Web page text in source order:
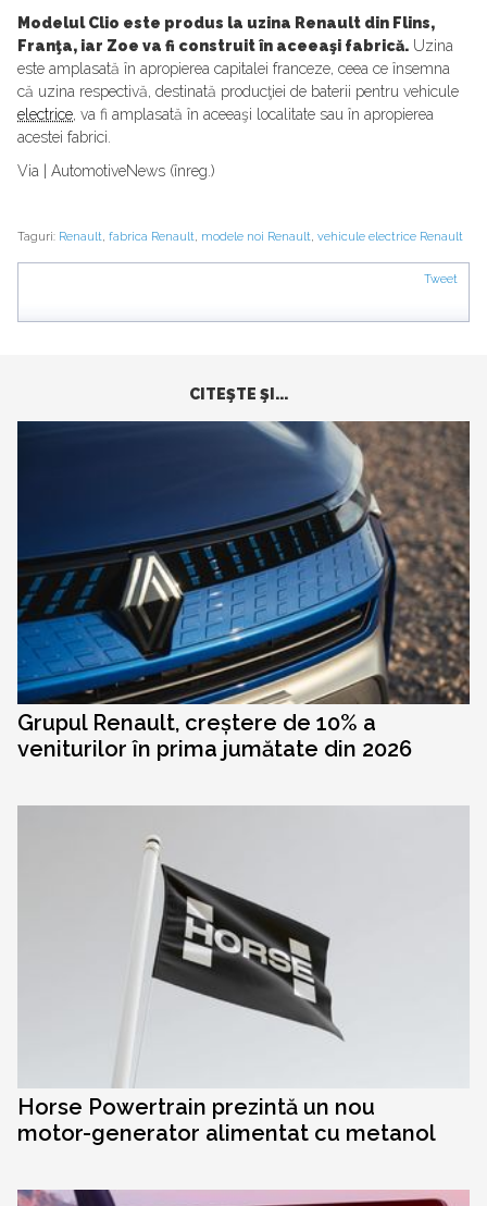
Modelul Clio este produs la uzina Renault din Flins,
Franţa, iar Zoe va fi construit în aceeaşi fabrică. Uzina
este amplasată în apropierea capitalei franceze, ceea ce însemna
că uzina respectivă, destinată producţiei de baterii pentru vehicule
electrice, va fi amplasată în aceeaşi localitate sau în apropierea
acestei fabrici.
Via | AutomotiveNews (înreg.)
Taguri: Renault, fabrica Renault, modele noi Renault, vehicule electrice Renault
Tweet
CITEŞTE ŞI...
Grupul Renault, creștere de 10% a
veniturilor în prima jumătate din 2026
Horse Powertrain prezintă un nou
motor-generator alimentat cu metanol